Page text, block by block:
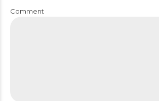
Comment